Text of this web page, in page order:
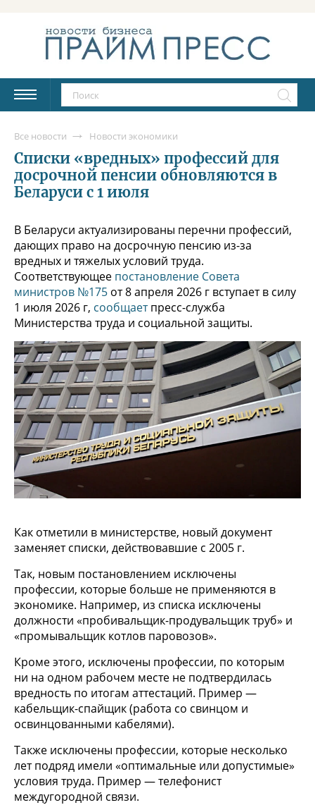
Все новости Новости экономики
Списки «вредных» профессий для
досрочной пенсии обновляются в
Беларуси с 1 июля
В Беларуси актуализированы перечни профессий,
дающих право на досрочную пенсию из-за
вредных и тяжелых условий труда.
Соответствующее постановление Совета
министров №175 от 8 апреля 2026 г вступает в силу
1 июля 2026 г, сообщаетпресс-служба
Министерства труда и социальной защиты.
Как отметили в министерстве, новый документ
заменяет списки, действовавшие с 2005 г.
Так, новым постановлением исключены
профессии, которые больше не применяются в
экономике. Например, из списка исключены
должности «пробивальщик-продувальщик труб» и
«промывальщик котлов паровозов».
Кроме этого, исключены профессии, по которым
ни на одном рабочем месте не подтвердилась
вредность по итогам аттестаций. Пример —
кабельщик-спайщик (работа со свинцом и
освинцованными кабелями).
Также исключены профессии, которые несколько
лет подряд имели «оптимальные или допустимые»
условия труда. Пример — телефонист
междугородной связи.